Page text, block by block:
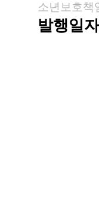
소년보호책
발행일